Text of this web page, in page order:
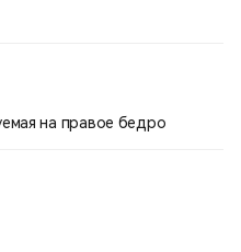
на правое бедро